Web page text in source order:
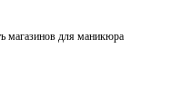
магазинов для маникюра